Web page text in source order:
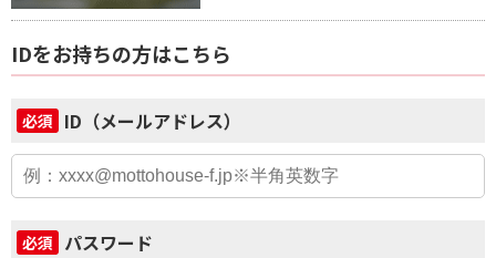
IDをお持ちの方はこちら
必須 ID（メールアドレス）
必須 パスワード